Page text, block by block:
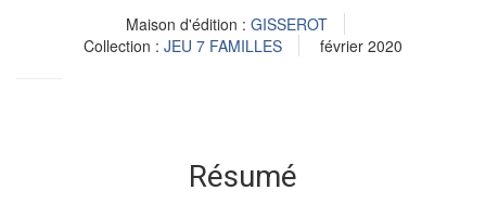
Maison d'édition : GISSEROT
Collection : JEU 7 FAMILLES février 2020
Résumé